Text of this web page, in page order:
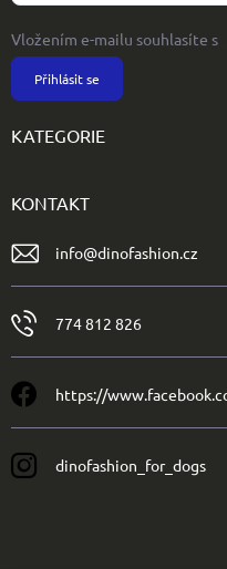
Vložením e-mailu souhlasíte s
Přihlásit se
KATEGORIE
KONTAKT
info@dinofashion.cz
774 812 826
https://
dinofashion_for_dogs